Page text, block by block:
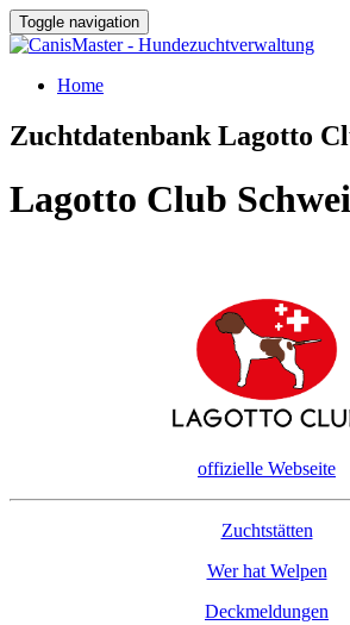
Toggle navigation
Home
Zuchtdatenbank Lagotto
Lagotto Club
offizielle Webseite
Zuchtstätten
Wer hat Welpen
Deckmeldungen